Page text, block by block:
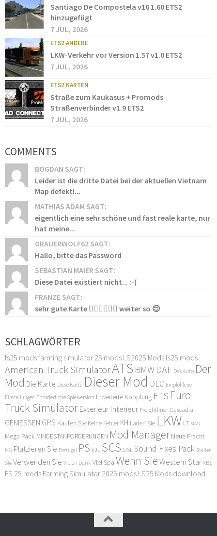
Santiago De Compostela v16 1.60 ETS2
hinzugefügt
7 JUL, 2026
ETS2 ANDERE
LKW-Verkehr vor Version 1.57 v1.0 ETS2
7 JUL, 2026
ETS2 KARTEN
Straße zum Kaukasus + Promods
Straßenverbinder v1.9 ETS2
7 JUL, 2026
COMMENTS
BOGDAN SAGT:
Leider ist die dritte Datei bei der aktuellen Vietnam
Map defekt!...
MATHIAS ADAM SAGT:
eigentlich eine sehr schöne und fast reale karte, nur
hat meine...
GRAUERWOLF62 SAGT:
Hallo, bitte das Password
SEBASTIAN MAIER SAGT:
Diese Datei existiert nicht... :-(
FRANZE SAGT:
sehr gute Karte 👍🏻👍🏻👍🏻 weiter so 😊
SCHLAGWÖRTER
fs25 modsfarming simulator 25 mods LS2025 Mods ls25 mods
American Truck SimulatorATS BMW DAF Das Auto Der
Mod Die Karte Diese Karte Dieser Mod DLC Empfohlene
Einstellungen Erforderliche Spielversion Erweiterte Kopplung ETS Euro
Truck Simulator Exterieur Interieur Freightliner Cascadia
GENIESSEN GPS Kaufen Sie Keine Fehler KH Laden Sie LKW LT MAN
Mega Pack MINDESTANFORDERUNGEN Mod Manager Neue Fracht
NG Platzieren Sie Portugal PS RJL SCS SISL Sound Fixes Pack Stellen
Sie Verwenden Sie Vielen Dank Viel Spa Wenn Sie Western Star XBS
FS 25 mods Farming Simulator 2025 mods LS25 Mods download